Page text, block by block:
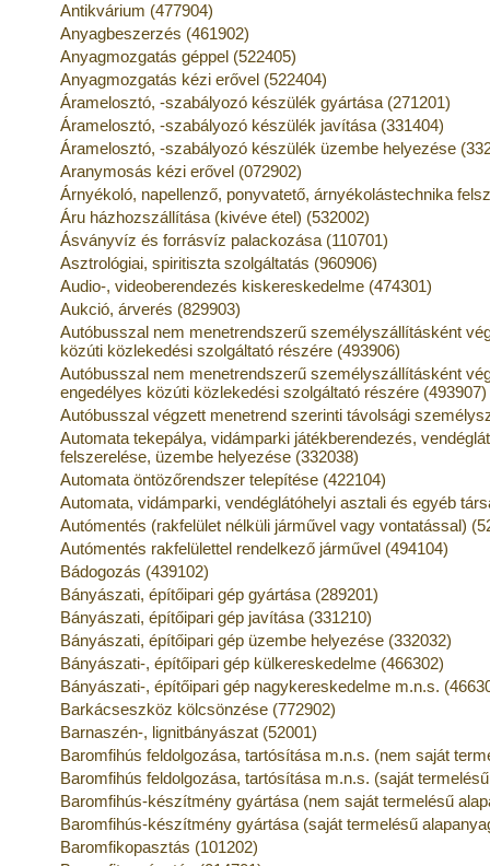
Antikvárium (477904)
Anyagbeszerzés (461902)
Anyagmozgatás géppel (522405)
Anyagmozgatás kézi erővel (522404)
Áramelosztó, -szabályozó készülék gyártása (271201)
Áramelosztó, -szabályozó készülék javítása (331404)
Áramelosztó, -szabályozó készülék üzembe helyezése
Aranymosás kézi erővel (072902)
Árnyékoló, napellenző, ponyvatető, árnyékolástechnika
Áru házhozszállítása (kivéve étel) (532002)
Ásványvíz és forrásvíz palackozása (110701)
Asztrológiai, spiritiszta szolgáltatás (960906)
Audio-, videoberendezés kiskereskedelme (474301)
Aukció, árverés (829903)
Autóbusszal nem menetrendszerű személyszállításként
közúti közlekedési szolgáltató részére (493906)
Autóbusszal nem menetrendszerű személyszállításként
engedélyes közúti közlekedési szolgáltató részére (493907)
Autóbusszal végzett menetrend szerinti távolsági
Automata tekepálya, vidámparki játékberendezés,
felszerelése, üzembe helyezése (332038)
Automata öntözőrendszer telepítése (422104)
Automata, vidámparki, vendéglátóhelyi asztali és egyéb
Autómentés (rakfelület nélküli járművel vagy vontatással)
Autómentés rakfelülettel rendelkező járművel (494104)
Bádogozás (439102)
Bányászati, építőipari gép gyártása (289201)
Bányászati, építőipari gép javítása (331210)
Bányászati, építőipari gép üzembe helyezése (332032)
Bányászati-, építőipari gép külkereskedelme (466302)
Bányászati-, építőipari gép nagykereskedelme m.n.s.
Barkácseszköz kölcsönzése (772902)
Barnaszén-, lignitbányászat (52001)
Baromfihús feldolgozása, tartósítása m.n.s. (nem saját
Baromfihús feldolgozása, tartósítása m.n.s. (saját
Baromfihús-készítmény gyártása (nem saját termelésű
Baromfihús-készítmény gyártása (saját termelésű
Baromfikopasztás (101202)